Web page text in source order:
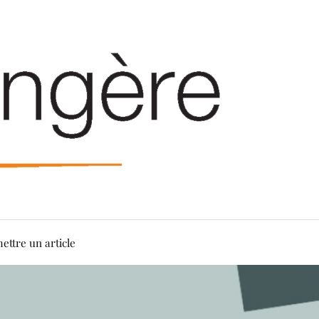
un article